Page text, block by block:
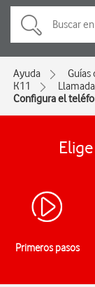
Ayuda Guías
K11
Configura el
Primeros pasos